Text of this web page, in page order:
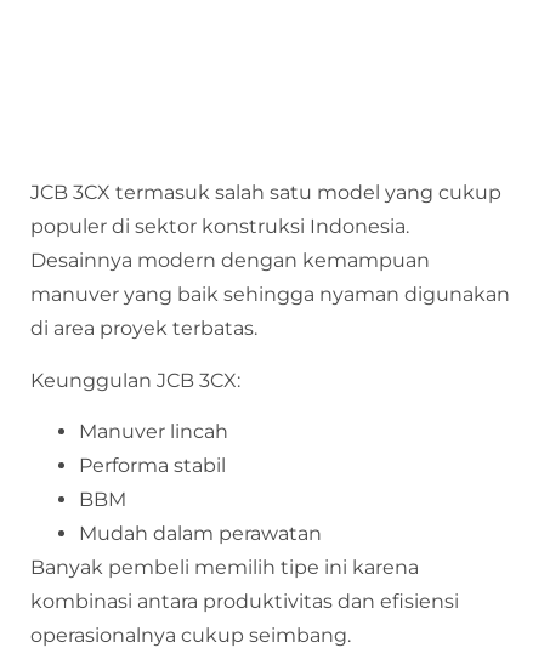
JCB 3CX termasuk salah satu model yang cukup
populer di sektor konstruksi Indonesia.
Desainnya modern dengan kemampuan
manuver yang baik sehingga nyaman digunakan
di area proyek terbatas.
Keunggulan JCB 3CX:
Manuver lincah
Performa stabil
BBM
Mudah dalam perawatan
Banyak pembeli memilih tipe ini karena
kombinasi antara produktivitas dan efisiensi
operasionalnya cukup seimbang.